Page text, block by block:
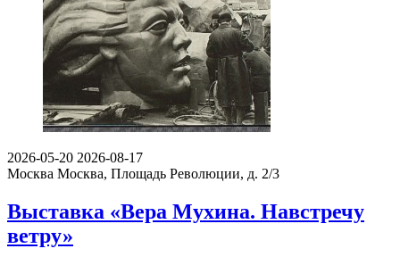
2026-05-20 2026-08-17
Москва Москва, Площадь Революции, д. 2/3
Выставка «Вера Мухина. Навстречу
ветру»